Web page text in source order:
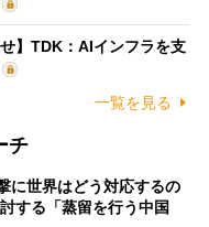
】TDK：AIインフラを支
一覧を見る
チ
に世界はどう対応するの
する「蒸留を行う中国